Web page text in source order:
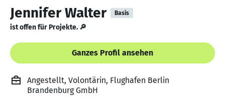
Jennifer Walter Basis
ist offen für Projekte. 🔎
Ganzes Profil ansehen
Angestellt, Volontärin, Flughafen Berlin
Brandenburg GmbH